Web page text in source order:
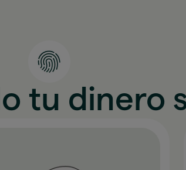
tu dinero